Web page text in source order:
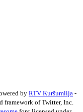
by RTV Kuršumlija -
framework of Twitter, Inc.